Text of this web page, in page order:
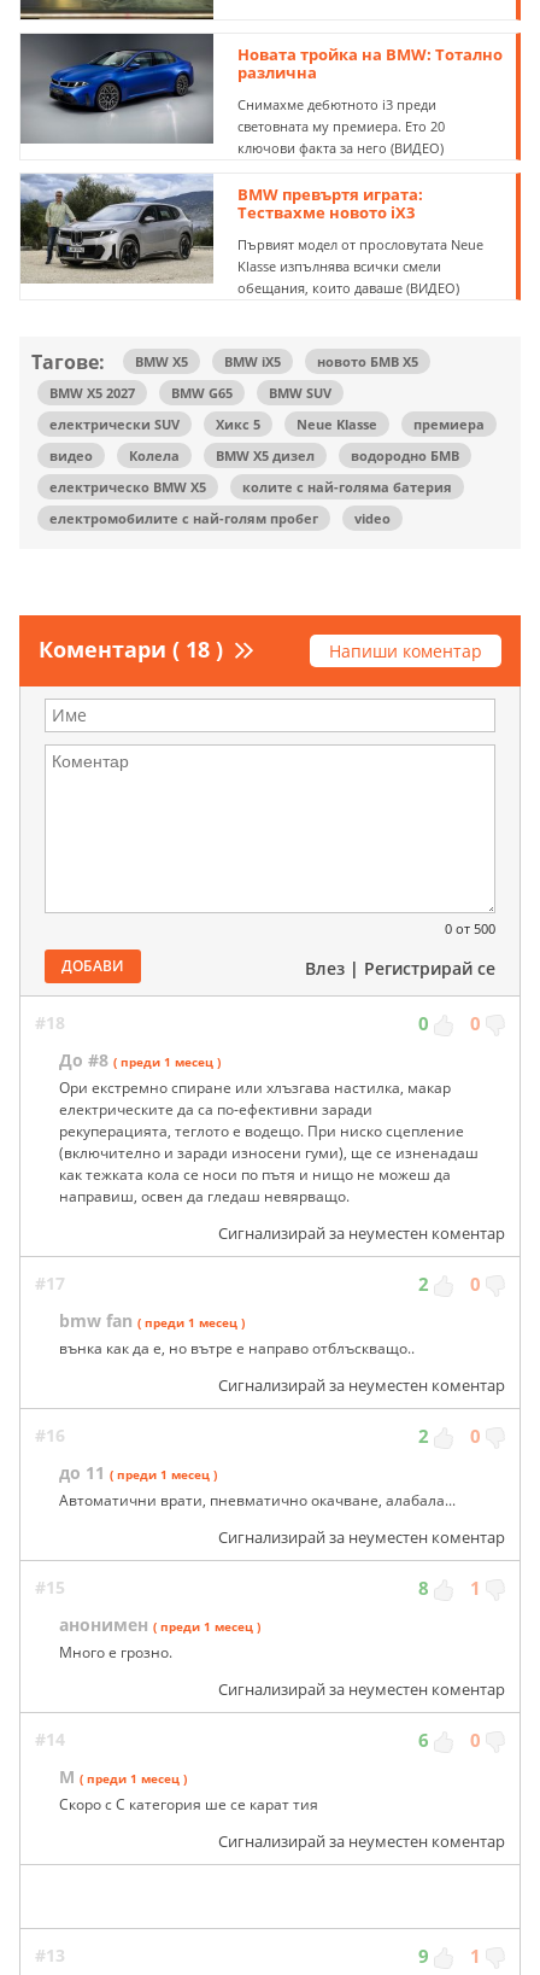
Новата тройка на BMW: Тотално
различна
Снимахме дебютното i3 преди
световната му премиера. Ето 20
ключови факта за него (ВИДЕО)
BMW превъртя играта:
Тествахме новото iX3
Първият модел от прословутата Neue
Klasse изпълнява всички смели
обещания, които даваше (ВИДЕО)
Тагове: BMW X5 BMW iX5
новото БМВ Х5
BMW X5 2027
BMW G65
BMW SUV
eлектрически SUV
Хикс 5 Neue Klasse
премиера
видео
Колела BMW X5 дизел
водородно БМВ
електрическо BMW X5
колите с най-голяма батерия
електромобилите с най-голям пробег
video
Коментари ( 18 ) Напиши коментар
0 от 500
ДОБАВИ Влез | Регистрирай се
#18 0 0
До #8 ( преди 1 месец )
Ори екстремно спиране или хлъзгава настилка, макар
електрическите да са по-ефективни заради
рекуперацията, теглото е водещо. При ниско сцепление
(включително и заради износени гуми), ще се изненадаш
как тежката кола се носи по пътя и нищо не можеш да
направиш, освен да гледаш невярващо.
Сигнализирай за неуместен коментар
#17 2 0
bmw fan ( преди 1 месец )
вънка как да е, но вътре е направо отблъскващо..
Сигнализирай за неуместен коментар
#16 2 0
до 11 ( преди 1 месец )
Автоматични врати, пневматично окачване, алабала...
Сигнализирай за неуместен коментар
#15 8 1
анонимен ( преди 1 месец )
Много е грозно.
Сигнализирай за неуместен коментар
#14 6 0
М ( преди 1 месец )
Скоро с C категория ше се карат тия
Сигнализирай за неуместен коментар
#13 9 1